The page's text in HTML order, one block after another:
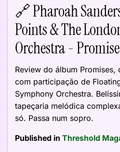
🔗 Pharoah
Points & The
Orchestra -
Review do álbum Promises,
com participação de
Symphony Orchestra.
tapeçaria melódica
só. Passa num sopro.
Published in Threshold